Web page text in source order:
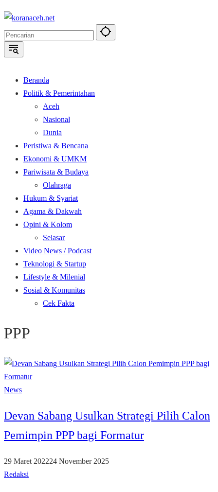
Langsung
konten
Beranda
Politik & Pemerintahan
Aceh
Nasional
Dunia
Peristiwa & Bencana
Ekonomi & UMKM
Pariwisata & Budaya
Olahraga
Hukum & Syariat
Agama & Dakwah
Opini & Kolom
Selasar
Video News / Podcast
Teknologi & Startup
Lifestyle & Milenial
Sosial & Komunitas
Cek Fakta
PPP
News
Devan Sabang Usulkan Strategi Pilih Calon
Pemimpin PPP bagi Formatur
29 Maret 202224 November 2025
Redaksi